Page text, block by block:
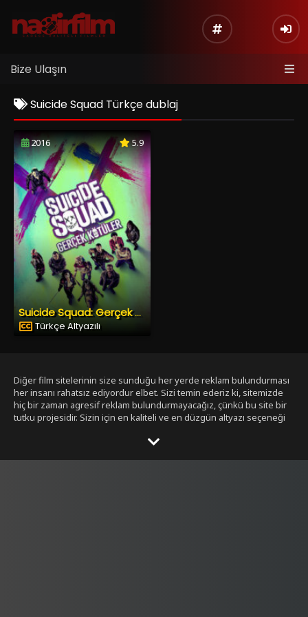
Bize Ulaşın
Suicide Squad Türkçe dublaj
2016 5.9
Suicide Squad: Gerçek Kötüler
Türkçe Altyazılı
Diğer film sitelerinin size sunduğu her yerde reklam bulundurması
her insanı rahatsız ediyordur elbet. Sizi temin ederiz ki, sitemizde
hiç bir zaman agresif reklam bulundurmayacağız, çünkü bu site bir
tutku projesidir. Sizin için en kaliteli ve en düzgün altyazı seçeneği